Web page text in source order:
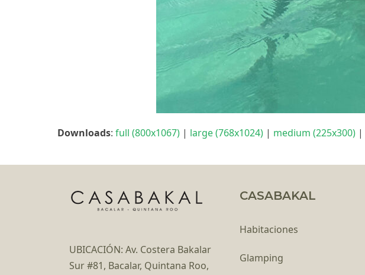
Downloads: full (800x1067) | large (768x1024) | medium (225x300) |
UBICACIÓN: Av. Costera Bakalar
Sur #81, Bacalar, Quintana Roo,
CASABAKAL
Habitaciones
Glamping